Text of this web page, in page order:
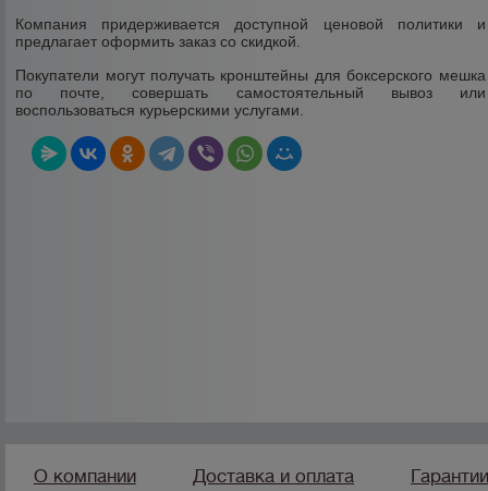
Компания придерживается доступной ценовой политики и
предлагает оформить заказ со скидкой.
Покупатели могут получать кронштейны для боксерского мешка
по почте, совершать самостоятельный вывоз или
воспользоваться курьерскими услугами.
О компании Доставка и оплата